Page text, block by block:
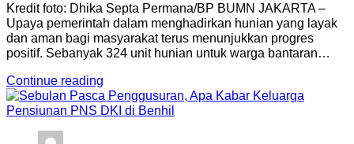
Kredit foto: Dhika Septa Permana/BP BUMN JAKARTA –
Upaya pemerintah dalam menghadirkan hunian yang layak
dan aman bagi masyarakat terus menunjukkan progres
positif. Sebanyak 324 unit hunian untuk warga bantaran…
Continue reading